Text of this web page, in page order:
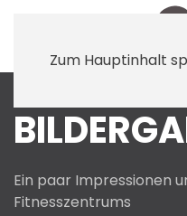
Zum Hauptinhalt
Ein paar Impressionen
Fitnesszentrums